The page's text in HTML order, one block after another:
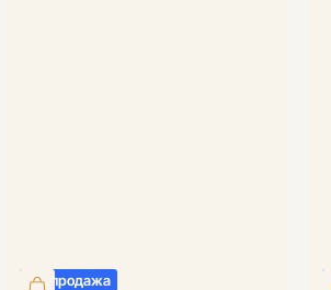
Распродажа